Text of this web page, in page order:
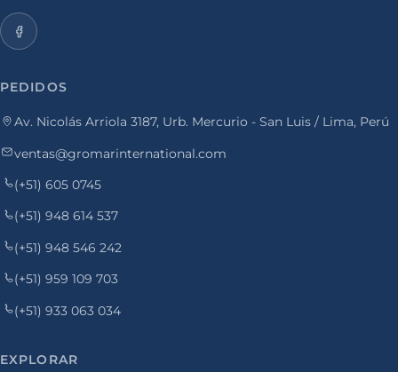
PEDIDOS
Av. Nicolás Arriola 3187, Urb. Mercurio - San Luis / Lima, Perú
ventas@gromarinternational.com
(+51) 605 0745
(+51) 948 614 537
(+51) 948 546 242
(+51) 959 109 703
(+51) 933 063 034
EXPLORAR